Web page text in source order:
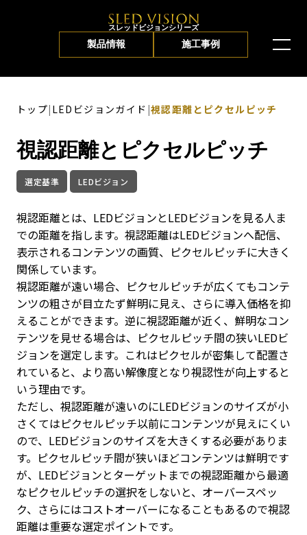
スレッドビジョンシリーズ
製品情報 施工事例
トップ| LEDビジョンガイド |視認距離とピクセルピッチ
視認距離とピクセルピッチ
選定基準 LEDビジョン
視認距離とは、LEDビジョンとLEDビジョンを見る人ま
での距離を指します。視認距離はLEDビジョンへ配信、
表示されるコンテンツの画質、ピクセルピッチに大きく
関係しています。
視認距離が遠い場合、ピクセルピッチが広くてもコンテ
ンツの粗さが目立たず鮮明に見え、さらに導入価格を抑
えることができます。逆に視認距離が近く、鮮明なコン
テンツを見せる場合は、ピクセルピッチ間の狭いLEDビ
ジョンを選定します。これはピクセルが密集して配置さ
れていると、より高い解像度となり視認性が向上すると
いう理由です。
ただし、視認距離が遠いのにLEDビジョンのサイズが小
さくてはピクセルピッチ以前にコンテンツが見えにくい
ので、LEDビジョンのサイズを大きくする必要がありま
す。ピクセルピッチ間が狭いほどコンテンツは鮮明です
が、LEDビジョンとターゲットまでの視認距離から最適
なピクセルピッチの選択をしないと、オーバースペッ
ク、さらにはコストオーバーになることもあるので視認
距離は重要な選定ポイントです。